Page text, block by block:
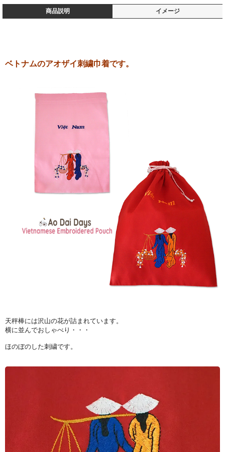
商品説明 イメージ
ベトナムのアオザイ刺繍巾着です。
天秤棒には沢山の花が詰まれています。
横に並んでおしゃべり・・・
ほのぼのした刺繍です。